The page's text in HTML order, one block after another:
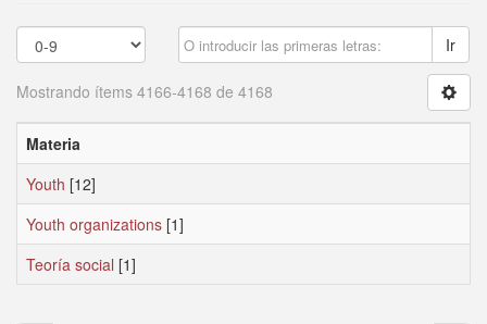
Ir
Mostrando ítems 4166-4168 de 4168
Materia
Youth [12]
Youth organizations [1]
Teoría social [1]